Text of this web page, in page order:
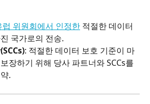
럽 위원회에서 인정한 적절한 데이터
국가로의 전송.
: 적절한 데이터 보호 기준이 마
장하기 위해 당사 파트너와 SCCs를
.